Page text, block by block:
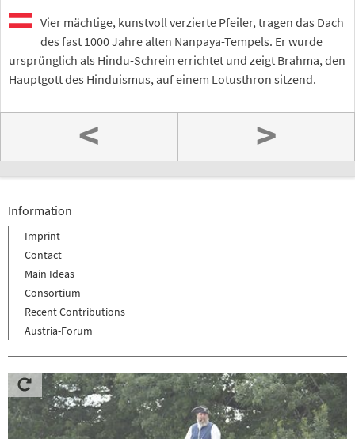
Vier mächtige, kunstvoll verzierte Pfeiler, tragen das Dach
des fast 1000 Jahre alten Nanpaya-Tempels. Er wurde
ursprünglich als Hindu-Schrein errichtet und zeigt Brahma, den
Hauptgott des Hinduismus, auf einem Lotusthron sitzend.
< >
Information
Imprint
Contact
Main Ideas
Consortium
Recent Contributions
Austria-Forum